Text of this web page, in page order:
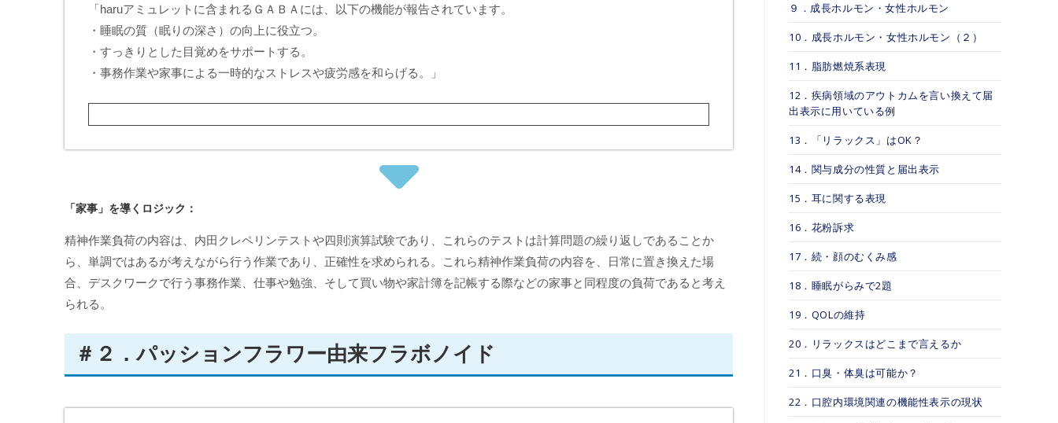
「haruアミュレットに含まれるＧＡＢＡには、以下の機能が報告されています。
・睡眠の質（眠りの深さ）の向上に役立つ。
・すっきりとした目覚めをサポートする。
・事務作業や家事による一時的なストレスや疲労感を和らげる。」
「家事」を導くロジック：
精神作業負荷の内容は、内田クレペリンテストや四則演算試験であり、これらのテストは計算問題の繰り返しであることか
ら、単調ではあるが考えながら行う作業であり、正確性を求められる。これら精神作業負荷の内容を、日常に置き換えた場
合、デスクワークで行う事務作業、仕事や勉強、そして買い物や家計簿を記帳する際などの家事と同程度の負荷であると考え
られる。
＃２．パッションフラワー由来フラボノイド
９．成長ホルモン・女性ホルモン
10．成長ホルモン・女性ホルモン（２）
11．脂肪燃焼系表現
12．疾病領域のアウトカムを言い換えて届
出表示に用いている例
13．「リラックス」はOK？
14．関与成分の性質と届出表示
15．耳に関する表現
16．花粉訴求
17．続・顔のむくみ感
18．睡眠がらみで2題
19．QOLの維持
20．リラックスはどこまで言えるか
21．口臭・体臭は可能か？
22．口腔内環境関連の機能性表示の現状